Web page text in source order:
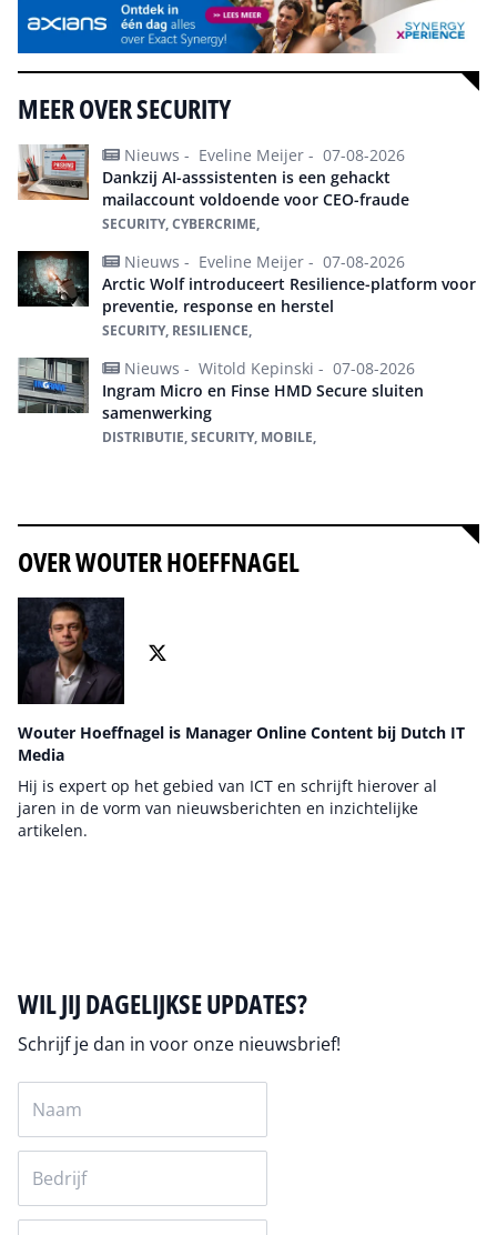
MEER OVER SECURITY
Nieuws - Eveline Meijer - 07-08-2026
Dankzij AI-asssistenten is een gehackt
mailaccount voldoende voor CEO-fraude
SECURITY, CYBERCRIME,
Nieuws - Eveline Meijer - 07-08-2026
Arctic Wolf introduceert Resilience-platform voor
preventie, response en herstel
SECURITY, RESILIENCE,
Nieuws - Witold Kepinski - 07-08-2026
Ingram Micro en Finse HMD Secure sluiten
samenwerking
DISTRIBUTIE, SECURITY, MOBILE,
OVER WOUTER HOEFFNAGEL
Wouter Hoeffnagel is Manager Online Content bij Dutch IT
Media
Hij is expert op het gebied van ICT en schrijft hierover al
jaren in de vorm van nieuwsberichten en inzichtelijke
artikelen.
WIL JIJ DAGELIJKSE UPDATES?
Schrijf je dan in voor onze nieuwsbrief!